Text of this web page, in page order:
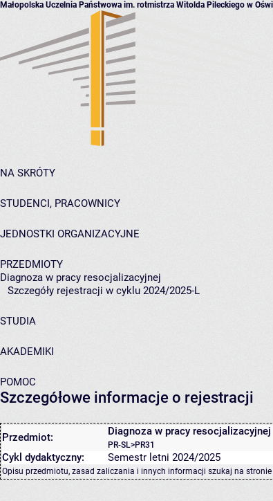
Małopolska Uczelnia Państwowa im. rotmistrza Witolda Pileckiego w
NA SKRÓTY
STUDENCI, PRACOWNICY
JEDNOSTKI ORGANIZACYJNE
PRZEDMIOTY
Diagnoza w pracy resocjalizacyjnej
Szczegóły rejestracji w cyklu 2024/2025-L
STUDIA
AKADEMIKI
POMOC
Szczegółowe informacje o rejestracji
Przedmiot: Diagnoza w pracy resocjalizacyjnej
PR-SL>PR31
Cykl dydaktyczny: Semestr letni 2024/2025
Opisu przedmiotu, zasad zaliczania i innych informacji szukaj na